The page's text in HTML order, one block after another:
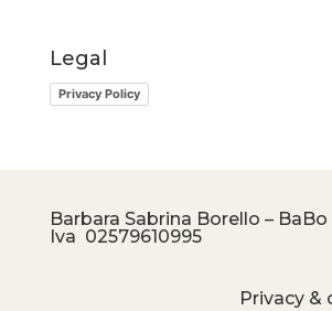
Legal
Privacy Policy
Barbara Sabrina Borello –
Iva 02579610995
Privacy &